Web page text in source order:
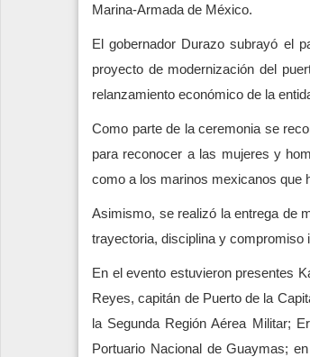
Marina-Armada de México.
El gobernador Durazo subrayó el
proyecto de modernización del
relanzamiento económico de la
Como parte de la ceremonia se
para reconocer a las mujeres y
como a los marinos mexicanos que
Asimismo, se realizó la entrega de
trayectoria, disciplina y compromiso
En el evento estuvieron presentes
Reyes, capitán de Puerto de la
la Segunda Región Aérea Militar;
Portuario Nacional de Guaymas;